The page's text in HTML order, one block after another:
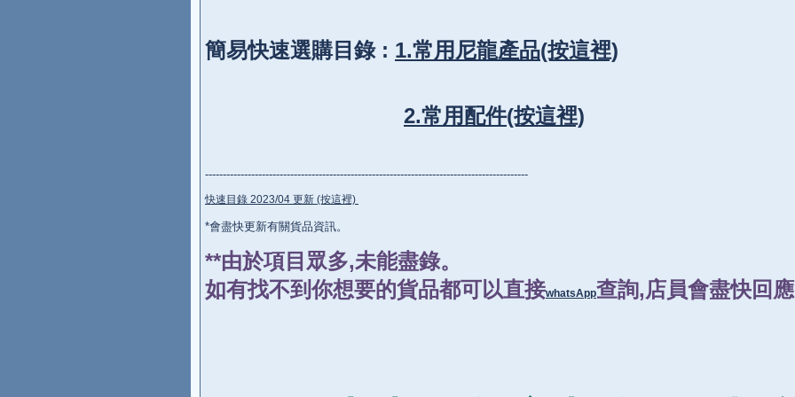
簡易快速選購目錄 : 1.常用尼龍產品(按這裡)
2.常用配件(按這裡)
-------------------------------------------------------------------------------------------
快速目錄 2023/04 更新 (按這裡)
*會盡快更新有關貨品資訊。
**由於項目眾多,未能盡錄。
如有找不到你想要的貨品都可以直接whatsApp查詢,店員會盡快回